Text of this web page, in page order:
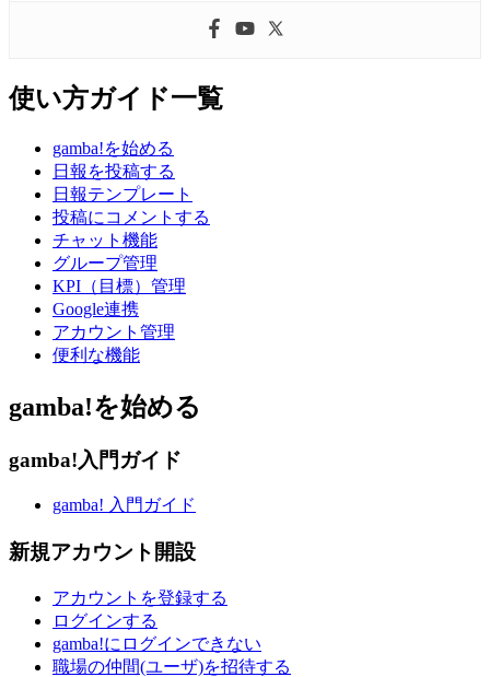
使い方ガイド一覧
gamba!を始める
日報を投稿する
日報テンプレート
投稿にコメントする
チャット機能
グループ管理
KPI（目標）管理
Google連携
アカウント管理
便利な機能
gamba!を始める
gamba!入門ガイド
gamba! 入門ガイド
新規アカウント開設
アカウントを登録する
ログインする
gamba!にログインできない
職場の仲間(ユーザ)を招待する